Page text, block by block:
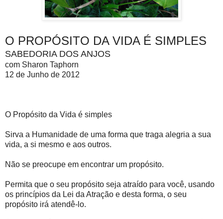
O PROPÓSITO DA VIDA É SIMPLES
SABEDORIA DOS ANJOS
com Sharon Taphorn
12 de Junho de 2012
O Propósito da Vida é simples
Sirva a Humanidade de uma forma que traga alegria a sua
vida, a si mesmo e aos outros.
Não se preocupe em encontrar um propósito.
Permita que o seu propósito seja atraído para você, usando
os princípios da Lei da Atração e desta forma, o seu
propósito irá atendê-lo.